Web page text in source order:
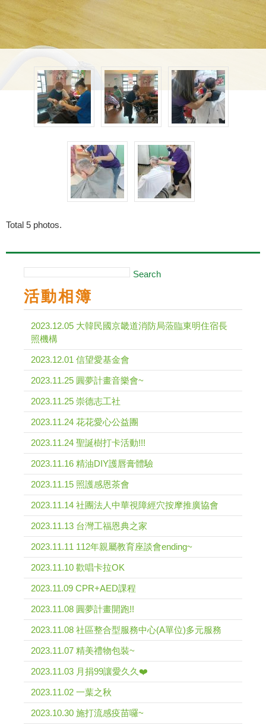
Total 5 photos.
Search
活動相簿
2023.12.05 大韓民國京畿道消防局蒞臨東明住宿長
照機構
2023.12.01 信望愛基金會
2023.11.25 圓夢計畫音樂會~
2023.11.25 崇德志工社
2023.11.24 花花愛心公益團
2023.11.24 聖誕樹打卡活動!!!
2023.11.16 精油DIY護唇膏體驗
2023.11.15 照護感恩茶會
2023.11.14 社團法人中華視障經穴按摩推廣協會
2023.11.13 台灣工福恩典之家
2023.11.11 112年親屬教育座談會ending~
2023.11.10 歡唱卡拉OK
2023.11.09 CPR+AED課程
2023.11.08 圓夢計畫開跑!!
2023.11.08 社區整合型服務中心(A單位)多元服務
2023.11.07 精美禮物包裝~
2023.11.03 月捐99讓愛久久❤️
2023.11.02 一葉之秋
2023.10.30 施打流感疫苗囉~